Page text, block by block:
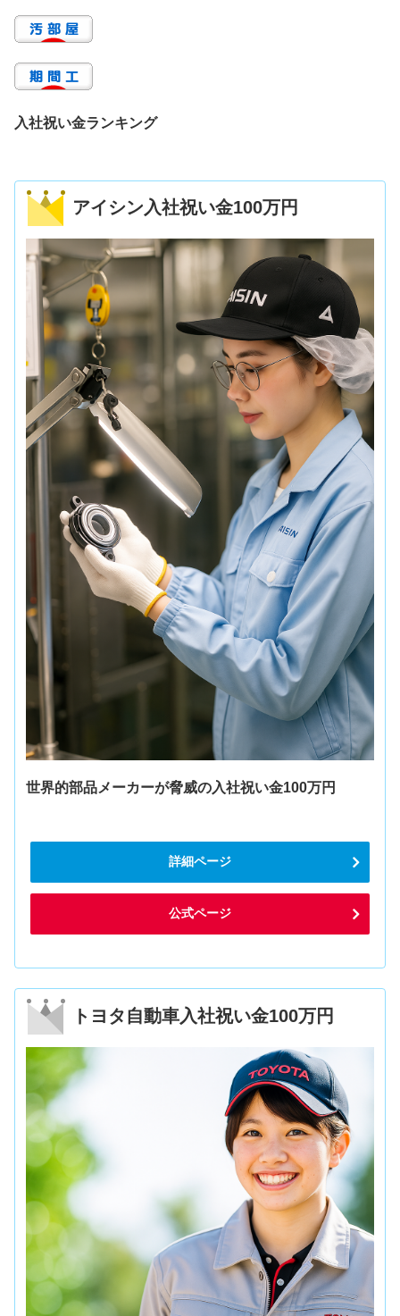
入社祝い金ランキング
アイシン入社祝い金100万円
世界的部品メーカーが脅威の入社祝い金100万円
詳細ページ
公式ページ
トヨタ自動車入社祝い金100万円